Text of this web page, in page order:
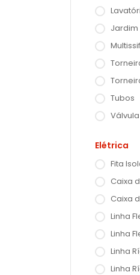
Jardim
Tubos
Válvula
Elétrica
Fita
Caixa
Caixa
Linha
Linha
Linha
Linha